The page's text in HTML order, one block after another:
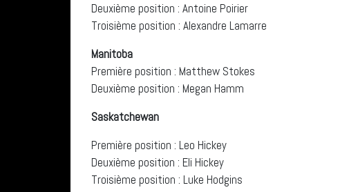
Deuxième position : Antoine Poirier
Troisième position : Alexandre Lamarre
Manitoba
Première position : Matthew Stokes
Deuxième position : Megan Hamm
Saskatchewan
Première position : Leo Hickey
Deuxième position : Eli Hickey
Troisième position : Luke Hodgins